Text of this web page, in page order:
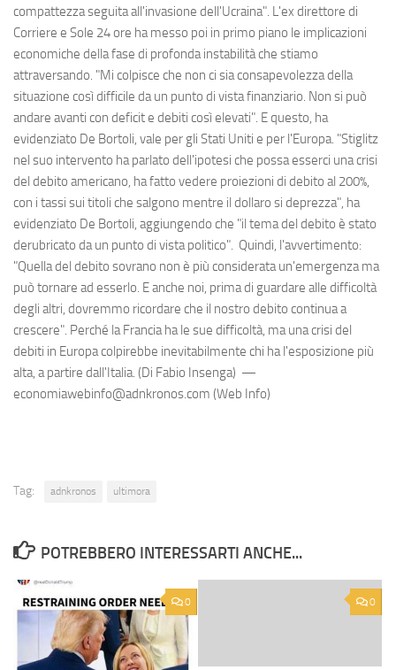
compattezza seguita all'invasione dell'Ucraina". L'ex direttore di
Corriere e Sole 24 ore ha messo poi in primo piano le implicazioni
economiche della fase di profonda instabilità che stiamo
attraversando. "Mi colpisce che non ci sia consapevolezza della
situazione così difficile da un punto di vista finanziario. Non si può
andare avanti con deficit e debiti così elevati". E questo, ha
evidenziato De Bortoli, vale per gli Stati Uniti e per l'Europa. "Stiglitz
nel suo intervento ha parlato dell'ipotesi che possa esserci una crisi
del debito americano, ha fatto vedere proiezioni di debito al 200%,
con i tassi sui titoli che salgono mentre il dollaro si deprezza", ha
evidenziato De Bortoli, aggiungendo che "il tema del debito è stato
derubricato da un punto di vista politico". Quindi, l'avvertimento:
"Quella del debito sovrano non è più considerata un'emergenza ma
può tornare ad esserlo. E anche noi, prima di guardare alle difficoltà
degli altri, dovremmo ricordare che il nostro debito continua a
crescere". Perché la Francia ha le sue difficoltà, ma una crisi del
debiti in Europa colpirebbe inevitabilmente chi ha l'esposizione più
alta, a partire dall'Italia. (Di Fabio Insenga) —
economiawebinfo@adnkronos.com (Web Info)
Tag: adnkronos ultimora
POTREBBERO INTERESSARTI ANCHE...
0 0